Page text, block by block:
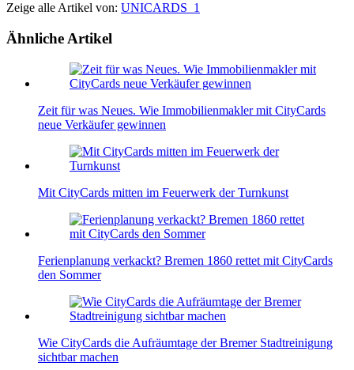
Zeige alle Artikel von: UNICARDS_1
Ähnliche Artikel
Zeit für was Neues. Wie Immobilienmakler mit CityCards
neue Verkäufer gewinnen
Mit CityCards mitten im Feuerwerk der Turnkunst
Ferienplanung verkackt? Bremen 1860 rettet mit CityCards
den Sommer
Wie CityCards die Aufräumtage der Bremer Stadtreinigung
sichtbar machen